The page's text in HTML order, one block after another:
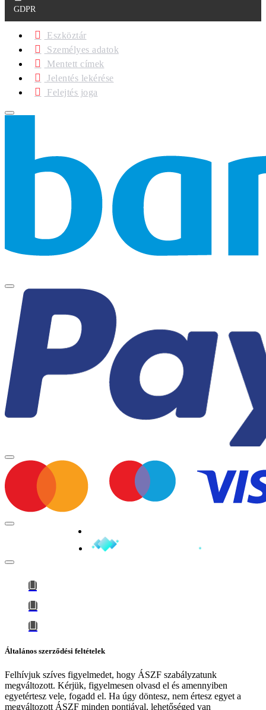
GDPR
Eszköztár
Személyes adatok
Mentett címek
Jelentés lekérése
Felejtés joga
Általános szerződési feltételek
Felhívjuk szíves figyelmedet, hogy ÁSZF szabályzatunk
megváltozott. Kérjük, figyelmesen olvasd el és amennyiben
egyetértesz vele, fogadd el. Ha úgy döntesz, nem értesz egyet a
megváltozott ÁSZF minden pontjával, lehetőséged van